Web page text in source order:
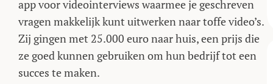
app voor videointerviews waarmee je geschreven
vragen makkelijk kunt uitwerken naar toffe video’s.
Zij gingen met 25.000 euro naar huis, een prijs die
ze goed kunnen gebruiken om hun bedrijf tot een
succes te maken.